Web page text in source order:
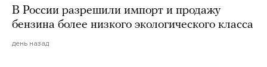
В России разрешили импорт и продажу
бензина более низкого экологического класса
день назад